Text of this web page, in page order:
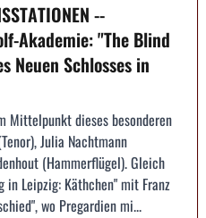
--
Akademie: "The Blind
Neuen Schlosses in
Mittelpunkt dieses besonderen
Julia Nachtmann
(Hammerflügel). Gleich
Leipzig: Käthchen" mit Franz
wo Pregardien mi...